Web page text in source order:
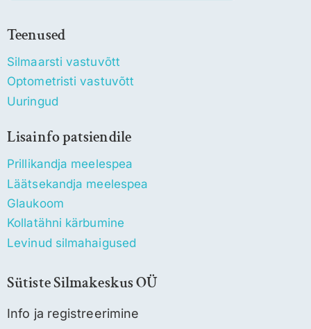
Teenused
Silmaarsti vastuvõtt
Optometristi vastuvõtt
Uuringud
Lisainfo patsiendile
Prillikandja meelespea
Läätsekandja meelespea
Glaukoom
Kollatähni kärbumine
Levinud silmahaigused
Sütiste Silmakeskus OÜ
Info ja registreerimine